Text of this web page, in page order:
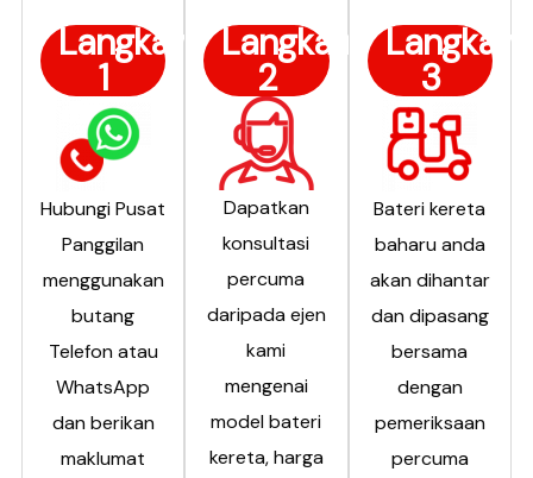
Langkah
1
Hubungi Pusat
Panggilan
menggunakan
butang
Telefon atau
WhatsApp
dan berikan
maklumat
Langkah
2
Dapatkan
konsultasi
percuma
daripada ejen
kami
mengenai
model bateri
kereta, harga
Langkah
3
Bateri kereta
baharu anda
akan dihantar
dan dipasang
bersama
dengan
pemeriksaan
percuma